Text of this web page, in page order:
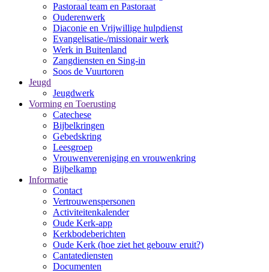
Pastoraal team en Pastoraat
Ouderenwerk
Diaconie en Vrijwillige hulpdienst
Evangelisatie-/missionair werk
Werk in Buitenland
Zangdiensten en Sing-in
Soos de Vuurtoren
Jeugd
Jeugdwerk
Vorming en Toerusting
Catechese
Bijbelkringen
Gebedskring
Leesgroep
Vrouwenvereniging en vrouwenkring
Bijbelkamp
Informatie
Contact
Vertrouwenspersonen
Activiteitenkalender
Oude Kerk-app
Kerkbodeberichten
Oude Kerk (hoe ziet het gebouw eruit?)
Cantatediensten
Documenten